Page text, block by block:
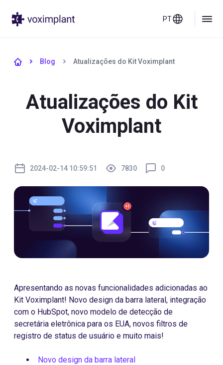
PT
Blog Atualizações do Kit Voximplant
Atualizações do Kit
Voximplant
2024-02-14 10:59:51 7830 0
Apresentando as novas funcionalidades adicionadas ao
Kit Voximplant! Novo design da barra lateral, integração
com o HubSpot, novo modelo de detecção de
secretária eletrônica para os EUA, novos filtros de
registro de status de usuário e muito mais!
Novo design da barra lateral